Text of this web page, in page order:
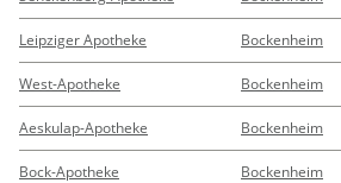
Leipziger Apotheke Bockenheim
West-Apotheke Bockenheim
Aeskulap-Apotheke Bockenheim
Bock-Apotheke Bockenheim